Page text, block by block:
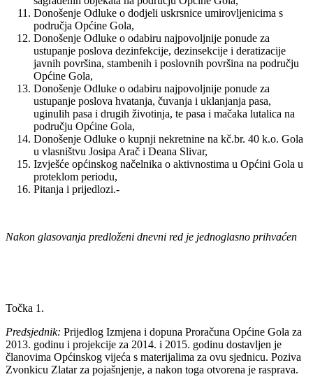
Donošenje Odluke o dodjeli uskrsnice umirovljenicima s
područja Općine Gola,
Donošenje Odluke o odabiru najpovoljnije ponude za
ustupanje poslova dezinfekcije, dezinsekcije i deratizacije
javnih površina, stambenih i poslovnih površina na području
Općine Gola,
Donošenje Odluke o odabiru najpovoljnije ponude za
ustupanje poslova hvatanja, čuvanja i uklanjanja pasa,
uginulih pasa i drugih životinja, te pasa i mačaka lutalica na
području Općine Gola,
Donošenje Odluke o kupnji nekretnine na kč.br. 40 k.o. Gola
u vlasništvu Josipa Arač i Deana Slivar,
Izvješće općinskog načelnika o aktivnostima u Općini Gola u
proteklom periodu,
Pitanja i prijedlozi.-
Nakon glasovanja predloženi dnevni red je jednoglasno prihvaćen
Točka 1.
Predsjednik: Prijedlog Izmjena i dopuna Proračuna Općine Gola za
2013. godinu i projekcije za 2014. i 2015. godinu dostavljen je
članovima Općinskog vijeća s materijalima za ovu sjednicu. Poziva
Zvonkicu Zlatar za pojašnjenje, a nakon toga otvorena je rasprava.